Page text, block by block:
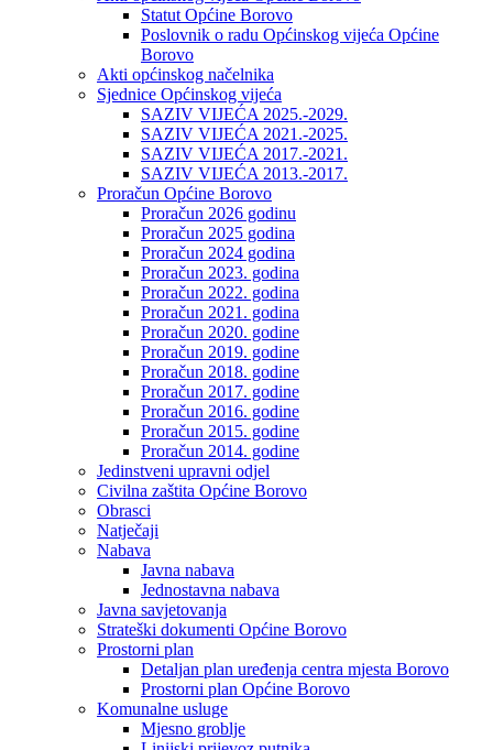
Statut Općine Borovo
Poslovnik o radu Općinskog vijeća Općine
Borovo
Akti općinskog načelnika
Sjednice Općinskog vijeća
SAZIV VIJEĆA 2025.-2029.
SAZIV VIJEĆA 2021.-2025.
SAZIV VIJEĆA 2017.-2021.
SAZIV VIJEĆA 2013.-2017.
Proračun Općine Borovo
Proračun 2026 godinu
Proračun 2025 godina
Proračun 2024 godina
Proračun 2023. godina
Proračun 2022. godina
Proračun 2021. godina
Proračun 2020. godine
Proračun 2019. godine
Proračun 2018. godine
Proračun 2017. godine
Proračun 2016. godine
Proračun 2015. godine
Proračun 2014. godine
Jedinstveni upravni odjel
Civilna zaštita Općine Borovo
Obrasci
Natječaji
Nabava
Javna nabava
Jednostavna nabava
Javna savjetovanja
Strateški dokumenti Općine Borovo
Prostorni plan
Detaljan plan uređenja centra mjesta Borovo
Prostorni plan Općine Borovo
Komunalne usluge
Mjesno groblje